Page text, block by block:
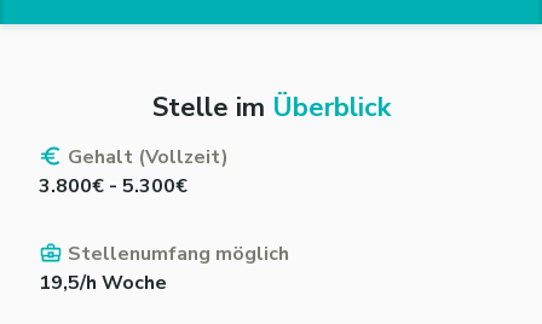
Stelle im Überblick
Gehalt (Vollzeit)
3.800€ - 5.300€
Stellenumfang möglich
19,5/h Woche